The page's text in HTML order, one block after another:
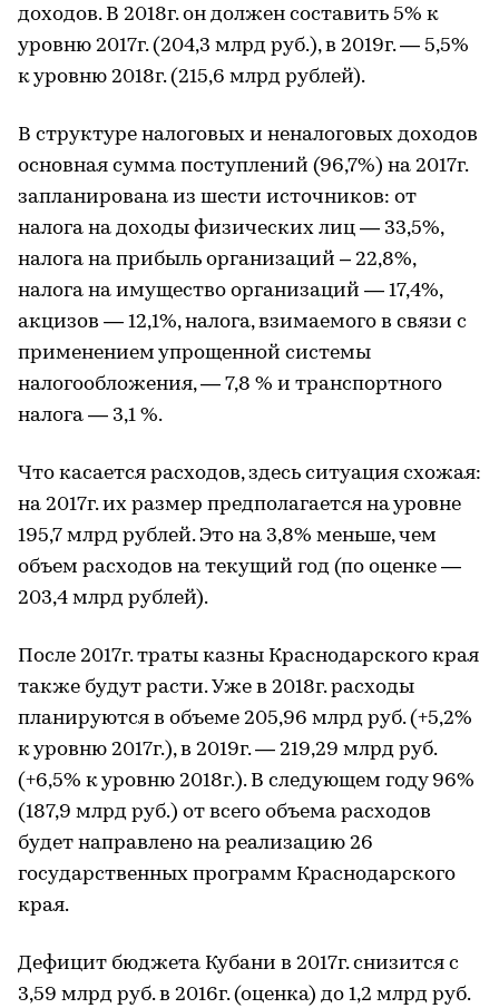
доходов. В 2018г. он должен составить 5% к
уровню 2017г. (204,3 млрд руб.), в 2019г. — 5,5%
к уровню 2018г. (215,6 млрд рублей).
​В структуре налоговых и неналоговых доходов
основная сумма поступлений (96,7%) на 2017г.
запланирована из шести источников: от
налога на доходы физических лиц — 33,5%,
налога на прибыль организаций – 22,8%,
налога на имущество организаций — 17,4%,
акцизов — 12,1%, налога, взимаемого в связи с
применением упрощенной системы
налогообложения, — 7,8 % и транспортного
налога — 3,1 %.
Что касается расходов, здесь ситуация схожая:
на 2017г. их размер предполагается на уровне
195,7 млрд рублей. Это на 3,8% меньше, чем
объем расходов на текущий год (по оценке —
203,4 млрд рублей).
После 2017г. траты казны Краснодарского края
также будут расти. Уже в 2018г. расходы
планируются в объеме 205,96 млрд руб. (+5,2%
к уровню 2017г.), в 2019г. — 219,29 млрд руб.
(+6,5% к уровню 2018г.). В следующем году 96%
(187,9 млрд руб.) от всего объема расходов
будет направлено на реализацию 26
государственных программ Краснодарского
края.
Дефицит бюджета Кубани в 2017г. снизится с
3,59 млрд руб. в 2016г. (оценка) до 1,2 млрд руб.